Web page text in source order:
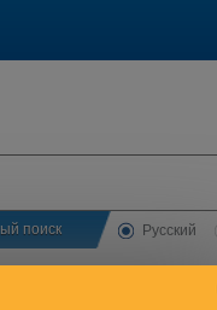
поиск Русский